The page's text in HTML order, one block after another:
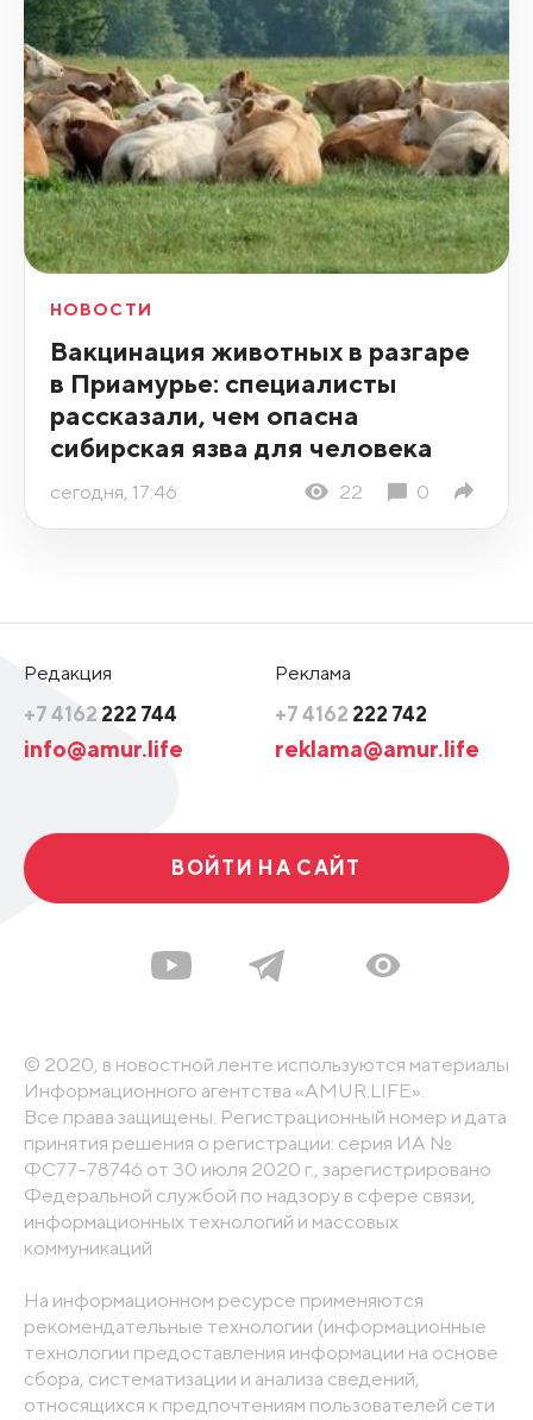
НОВОСТИ
Вакцинация животных в разгаре
в Приамурье: специалисты
рассказали, чем опасна
сибирская язва для человека
сегодня, 17:46 22 0
Редакция
+7 4162 222 744
info@amur.life
Реклама
+7 4162 222 742
reklama@amur.life
ВОЙТИ НА САЙТ
© 2020, в новостной ленте используются материалы
Информационного агентства «AMUR.LIFE».
Все права защищены. Регистрационный номер и дата
принятия решения о регистрации: серия ИА №
ФС77-78746 от 30 июля 2020 г., зарегистрировано
Федеральной службой по надзору в сфере связи,
информационных технологий и массовых
коммуникаций
На информационном ресурсе применяются
рекомендательные технологии (информационные
технологии предоставления информации на основе
сбора, систематизации и анализа сведений,
относящихся к предпочтениям пользователей сети